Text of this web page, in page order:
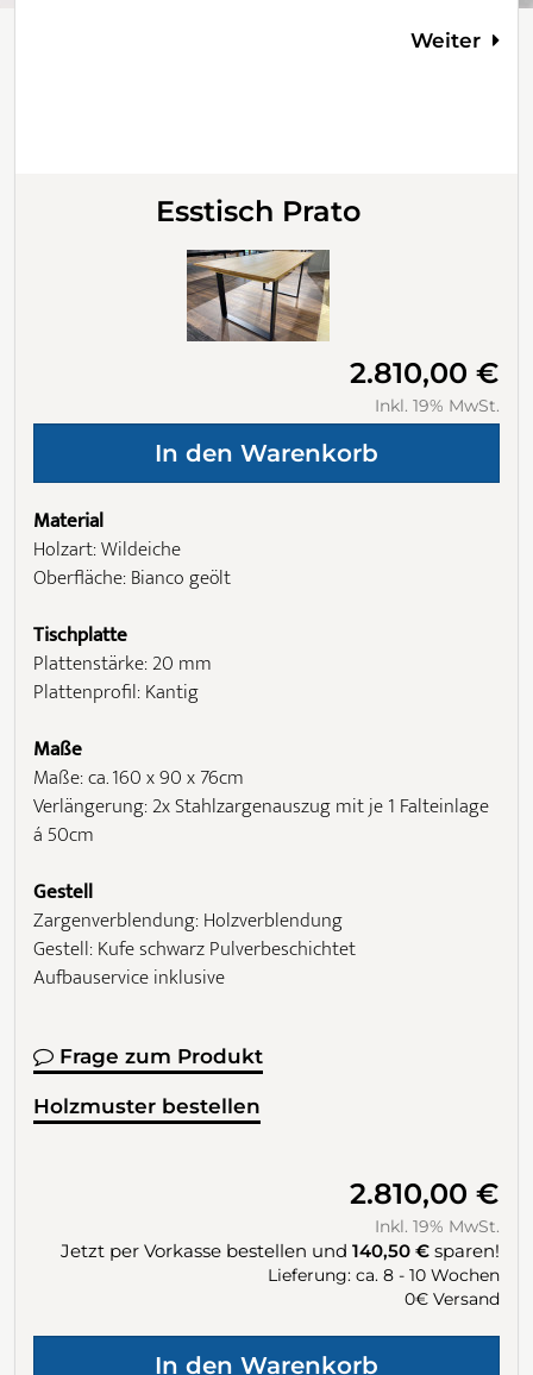
Weiter
Esstisch Prato
2.810,00 €
Inkl. 19% MwSt.
Material
Holzart: Wildeiche
Oberfläche: Bianco geölt
Tischplatte
Plattenstärke: 20 mm
Plattenprofil: Kantig
Maße
Maße: ca. 160 x 90 x 76cm
Verlängerung: 2x Stahlzargenauszug mit je 1 Falteinlage
á 50cm
Gestell
Zargenverblendung: Holzverblendung
Gestell: Kufe schwarz Pulverbeschichtet
Aufbauservice inklusive
Frage zum Produkt
Holzmuster bestellen
2.810,00 €
Inkl. 19% MwSt.
Jetzt per Vorkasse bestellen und 140,50 € sparen!
Lieferung: ca. 8 - 10 Wochen
0€ Versand